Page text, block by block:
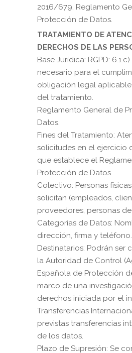
2016/679, Reglamento
Protección de Datos.
TRATAMIENTO DE
DERECHOS DE LAS
Base Jurídica: RGPD:
necesario para el
obligación legal
del tratamiento.
Reglamento General de
Datos.
Fines del Tratamiento:
solicitudes en el ejercicio
que establece el
Protección de Datos.
Colectivo: Personas
solicitan (empleados,
proveedores, personas
Categorías de Datos:
dirección, firma y
Destinatarios: Podrán ser
la Autoridad de Control
Española de Protección
marco de una
derechos iniciada por el
Transferencias
previstas transferencias
de los datos.
Plazo de Supresión: Se